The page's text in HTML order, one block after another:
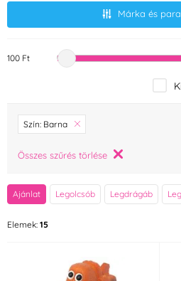
Márka és
Márka
Barbara Luijckx (0)
Brew Glitter (0)
Dobla (0)
100 Ft
Szín: Barna
Összes szűrés törlése
Ajánlat Legolcsób Legdrágáb
Elemek: 15